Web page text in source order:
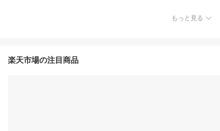
もっと見る
楽天市場の注目商品